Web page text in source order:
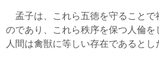
孟子は、これら五徳を守ることで
のであり、これら秩序を保つ人倫を
人間は禽獣に等しい存在であるとし